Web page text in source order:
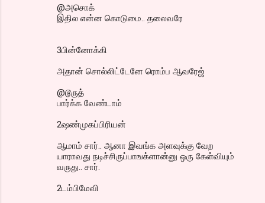
@அசொக்
இதில என்ன கொடுமை.. தலைவரே
3பின்னோக்கி
அதான் சொல்லிட்டேனே ரொம்ப ஆவரேஜ்
@டூருத்
பார்க்க வேண்டாம்
2ஷண்முகப்பிரியன்
ஆமாம் சார்.. ஆனா இவங்க அளவுக்கு வேற
யாராவது நடிச்சிருப்பாஙக்ளான்னு ஒரு கேள்வியும்
வருது.. சார்.
2டம்பிமேவி